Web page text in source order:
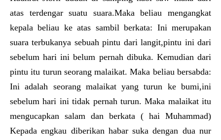
atas terdengar suatu suara.Maka beliau mengangkat
kepala beliau ke atas sambil berkata: Ini merupakan
suara terbukanya sebuah pintu dari langit,pintu ini dari
sebelum hari ini belum pernah dibuka. Kemudian dari
pintu itu turun seorang malaikat. Maka beliau bersabda:
Ini adalah seorang malaikat yang turun ke bumi,ini
sebelum hari ini tidak pernah turun. Maka malaikat itu
mengucapkan salam dan berkata ( hai Muhammad)
Kepada engkau diberikan habar suka dengan dua nur